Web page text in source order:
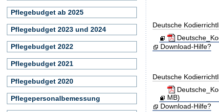
Deutsche
Download-Hilfe?
Deutsche
MB)
Download-Hilfe?
Pflegebudget ab 2025
Pflegebudget 2023 und 2024
Pflegebudget 2022
Pflegebudget 2021
Pflegebudget 2020
Pflegepersonalbemessung